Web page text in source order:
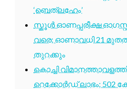
‘ബെത്‌ലഹേം’
സ്കൂൾ ഓണപ്പരീക്ഷ
വരെ; ഓണാവധി 21
തുറക്കും
കൊച്ചി
റെക്കോർഡ് ലാഭം; 502